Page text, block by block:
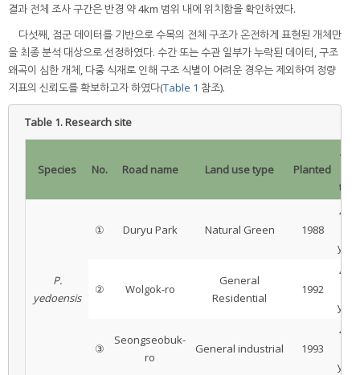
결과 전체 조사 구간은 반경 약 4km 범위 내에 위치함을 확인하였다.
다섯째, 점군 데이터를 기반으로 수목의 전체 구조가 온전하게 표현된 개체만
을 최종 분석 대상으로 선정하였다. 수간 또는 수관 일부가 누락된 데이터, 구조
왜곡이 심한 개체, 다중 식재로 인해 구조 식별이 어려운 경우는 제외하여 정량
지표의 신뢰도를 확보하고자 하였다(Table 1 참조).
Table 1.Research site
Species No. Road name Land use type Planted
Age
tree
P.
yedoensis
① Duryu Park Natural Green 1988
42 ±
year
② Wolgok-ro
General
Residential
1992
41 ±
year
③
Seongseobuk-
ro
General industrial 1993
40 ±
year